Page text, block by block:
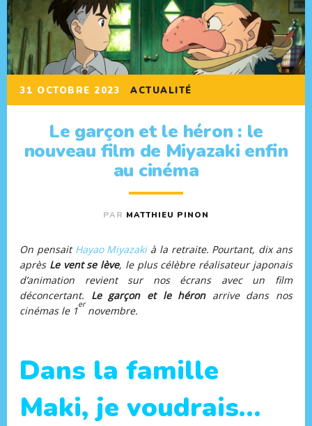
31 OCTOBRE 2023 ACTUALITÉ
Le garçon et le héron : le
nouveau film de Miyazaki enfin
au cinéma
PAR MATTHIEU PINON
On pensait Hayao Miyazakià la retraite. Pourtant, dix ans
après Le vent se lève, le plus célèbre réalisateur japonais
d’animation revient sur nos écrans avec un film
déconcertant. Le garçon et le héronarrive dans nos
cinémas le 1
er
novembre.
Dans la famille
Maki, je voudrais…